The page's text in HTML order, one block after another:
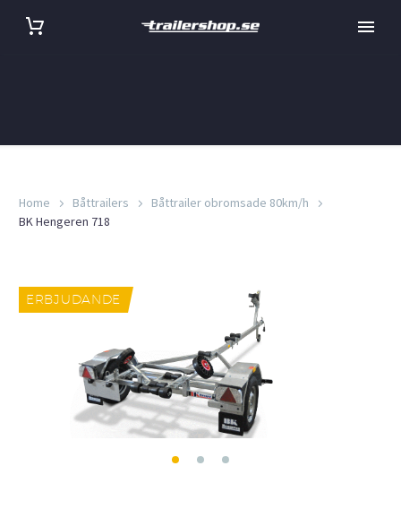
Home Båttrailers
Båttrailer obromsade 80km/h
BK Hengeren 718
ERBJUDANDE